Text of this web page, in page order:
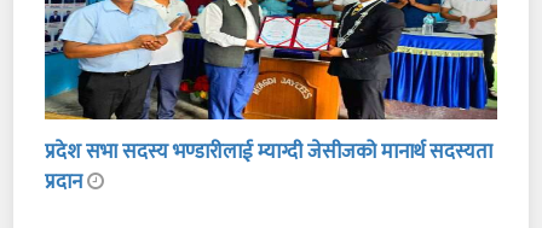
प्रदेश सभा सदस्य भण्डारीलाई म्याग्दी जेसीजको मानार्थ सदस्यता
प्रदान